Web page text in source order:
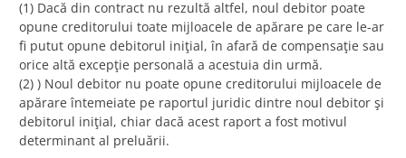
(1) Dacă din contract nu rezultă altfel, noul debitor poate
opune creditorului toate mijloacele de apărare pe care le-ar
fi putut opune debitorul iniţial, în afară de compensaţie sau
orice altă excepţie personală a acestuia din urmă.
(2) ) Noul debitor nu poate opune creditorului mijloacele de
apărare întemeiate pe raportul juridic dintre noul debitor şi
debitorul iniţial, chiar dacă acest raport a fost motivul
determinant al preluării.